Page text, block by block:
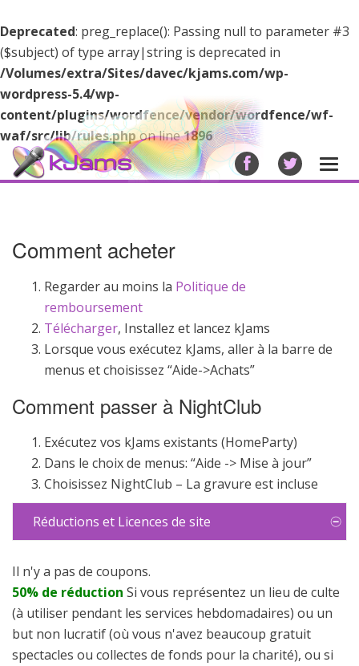
Deprecated: preg_replace(): Passing null to parameter #3
($subject) of type array|string is deprecated in
/Volumes/extra/Sites/davec/kjams.com/wp-
wordpress-5.4/wp-
content/plugins/wordfence/vendor/wordfence/wf-
waf/src/lib/rules.phpon line1896
Comment acheter
Regarder au moins la Politique de
remboursement
Télécharger, Installez et lancez kJams
Lorsque vous exécutez kJams, aller à la barre de
menus et choisissez “Aide->Achats”
Comment passer à NightClub
Exécutez vos kJams existants (HomeParty)
Dans le choix de menus: “Aide -> Mise à jour”
Choisissez NightClub – La gravure est incluse
Réductions et Licences de site
Il n'y a pas de coupons.
50% de réduction Si vous représentez un lieu de culte
(à utiliser pendant les services hebdomadaires) ou un
but non lucratif (où vous n'avez beaucoup gratuit
spectacles ou collectes de fonds pour la charité), ou si